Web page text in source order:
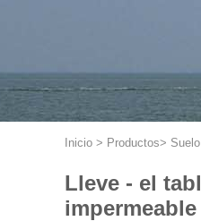
Inicio > Productos>
Lleve - el